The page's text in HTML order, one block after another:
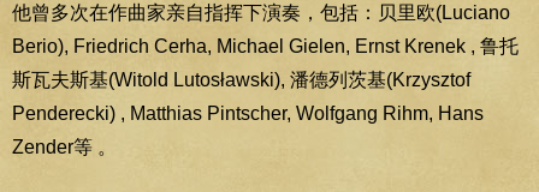
他曾多次在作曲家亲自指挥下演奏，包括：贝里欧(Luciano
Berio), Friedrich Cerha, Michael Gielen, Ernst Krenek , 鲁托
斯瓦夫斯基(Witold Lutosławski), 潘德列茨基(Krzysztof
Penderecki) , Matthias Pintscher, Wolfgang Rihm, Hans
Zender等 。